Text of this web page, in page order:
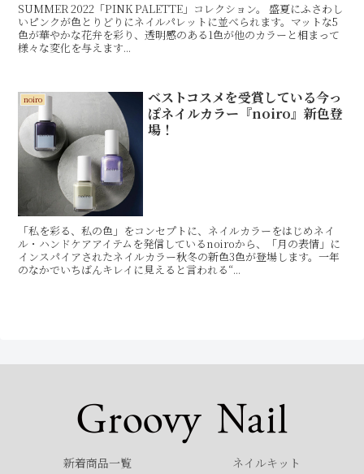
SUMMER 2022「PINK PALETTE」コレクション。 盛夏にふさわし
いピンクが色とりどりにネイルパレットに並べられます。マットな5
色が華やかな花弁を彩り、透明感のある1色が他のカラーと相まって
様々な変化を与えます...
noiro
ベストコスメを受賞している今っ
ぽネイルカラー『noiro』新色登
場！
「私を彩る、私の色」をコンセプトに、ネイルカラーをはじめネイ
ル・ハンドケアアイテムを発信しているnoiroから、「月の表情」に
インスパイアされたネイルカラー秋冬の新色3色が登場します。一年
のなかでいちばんキレイに見えると言われる“...
新着商品一覧 ネイルキット